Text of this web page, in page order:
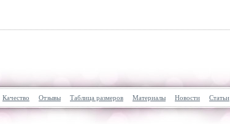
Качество Отзывы Таблица размеров Материалы Новости Статьи